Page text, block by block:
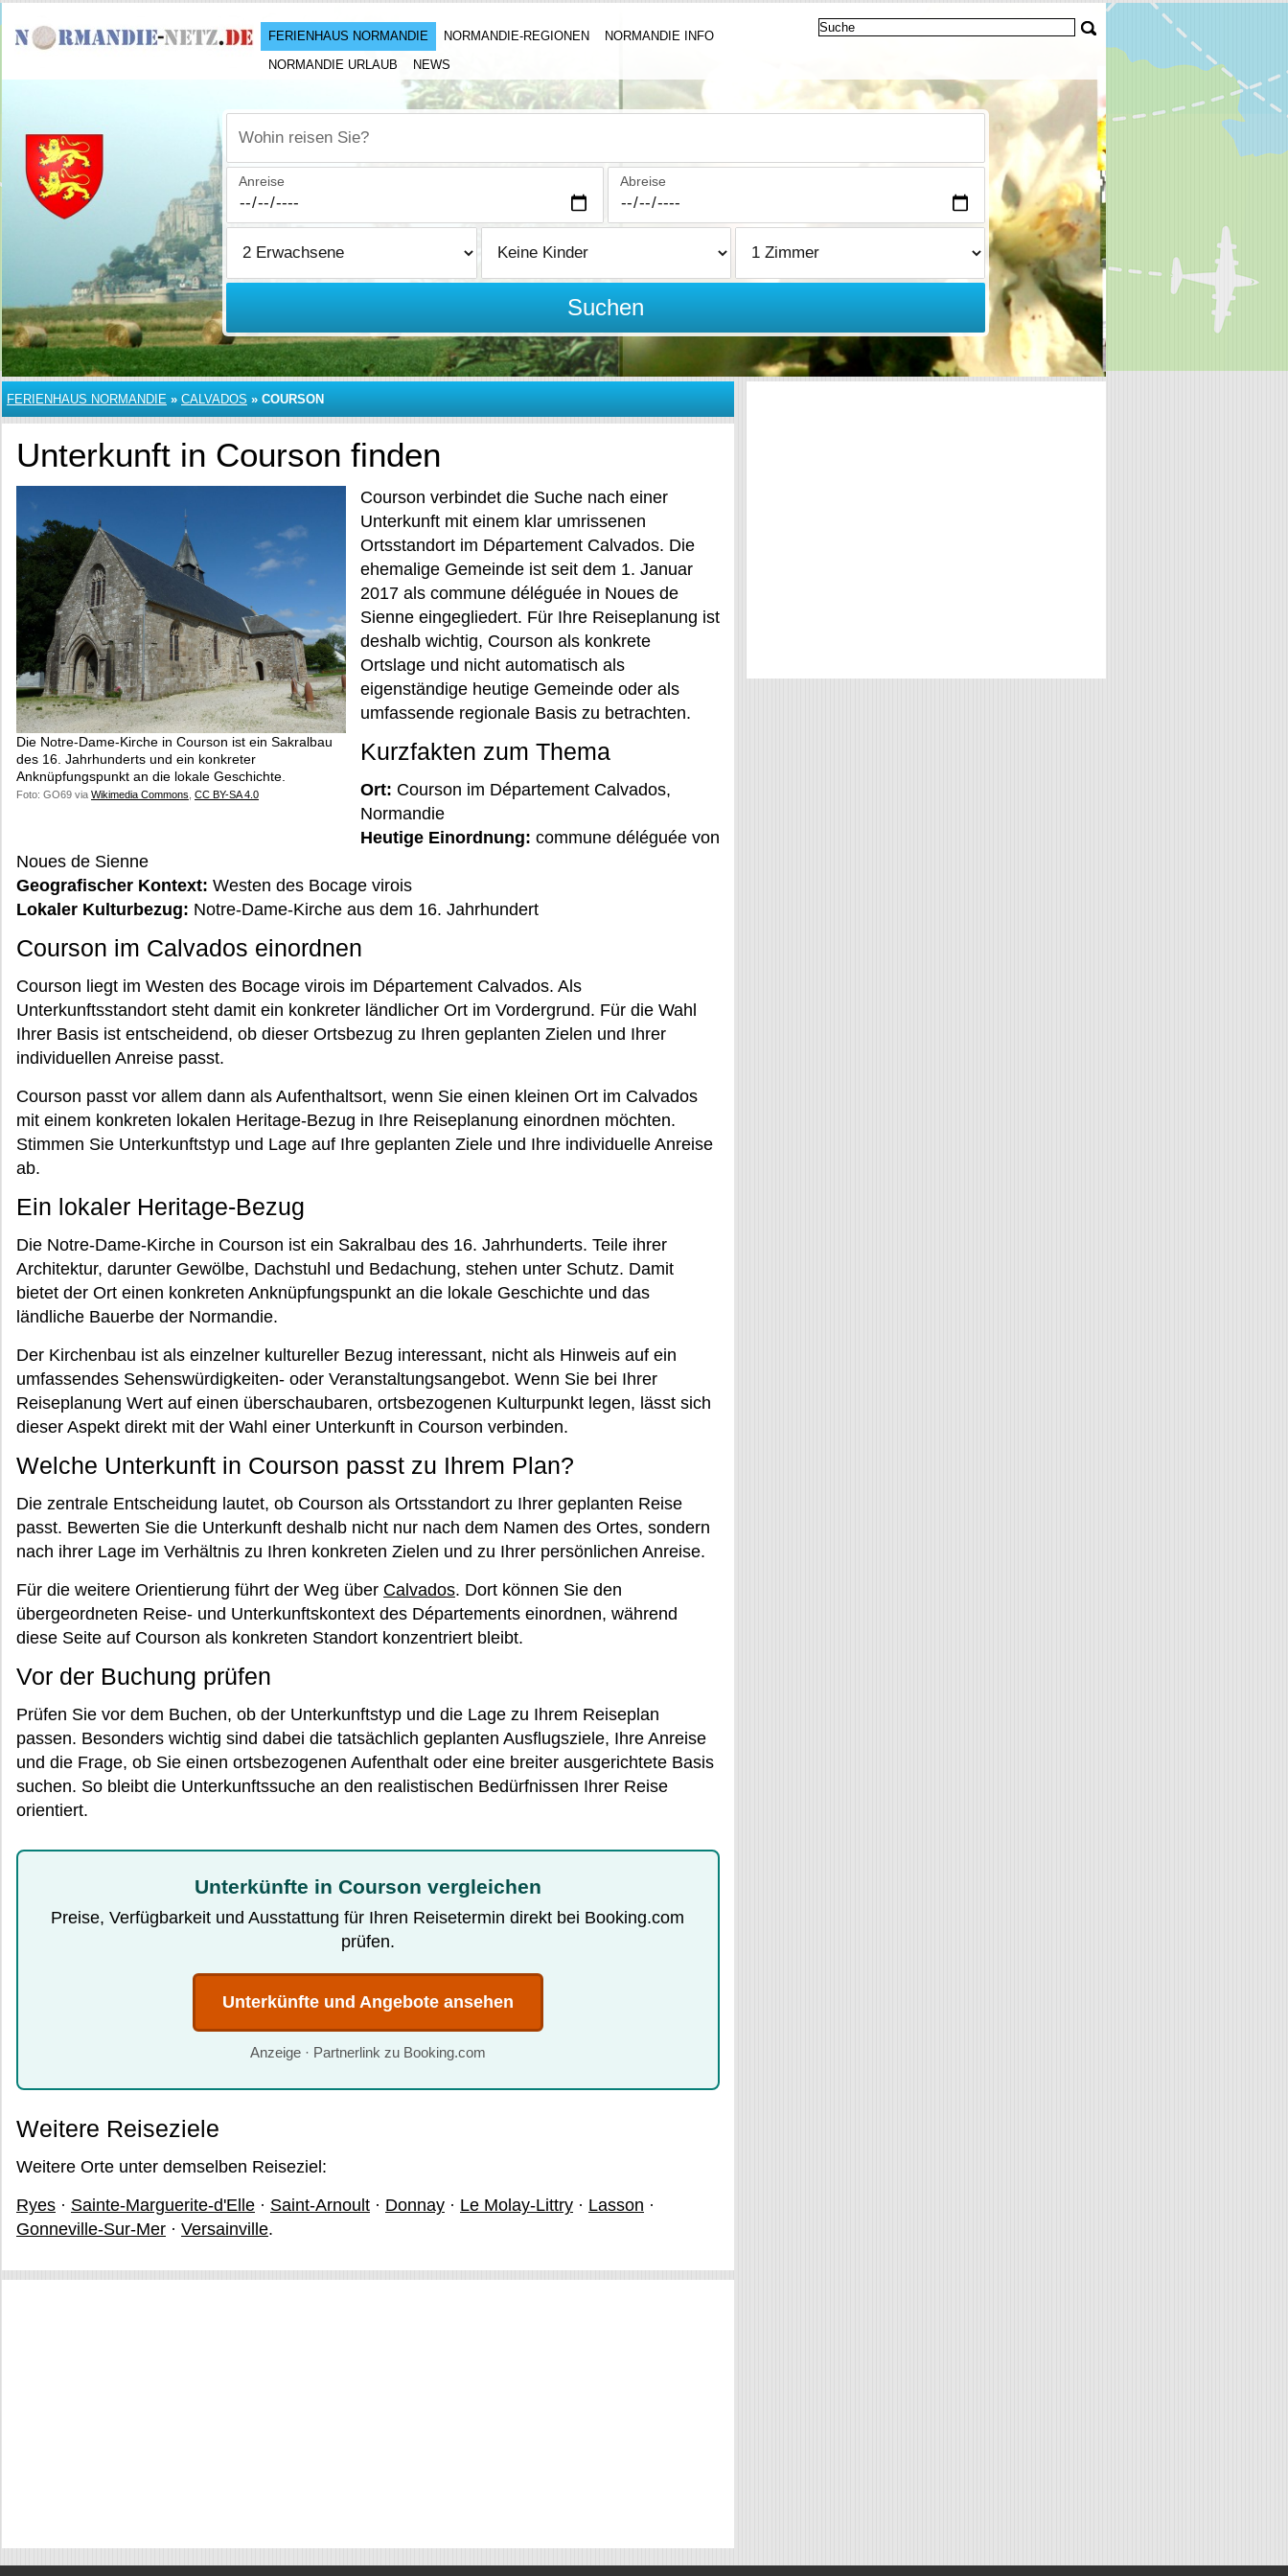
FERIENHAUS NORMANDIE NORMANDIE-REGIONEN
NORMANDIE INFO
NORMANDIE URLAUB
NEWS
Wohin reisen Sie?
Anreise Abreise
Suchen
FERIENHAUS NORMANDIE » CALVADOS » COURSON
Unterkunft in Courson finden
Die Notre-Dame-Kirche in Courson ist ein Sakralbau
des 16. Jahrhunderts und ein konkreter
Anknüpfungspunkt an die lokale Geschichte.
Foto: GO69 via Wikimedia Commons CC BY-SA 4.0
Courson verbindet die Suche nach einer
Unterkunft mit einem klar umrissenen
Ortsstandort im Département Calvados. Die
ehemalige Gemeinde ist seit dem 1. Januar
2017 als commune déléguée in Noues de
Sienne eingegliedert. Für Ihre Reiseplanung ist
deshalb wichtig, Courson als konkrete
Ortslage und nicht automatisch als
eigenständige heutige Gemeinde oder als
umfassende regionale Basis zu betrachten.
Kurzfakten zum Thema
Ort: Courson im Département Calvados,
Normandie
Heutige Einordnung: commune déléguée von
Noues de Sienne
Geografischer Kontext: Westen des Bocage virois
Lokaler Kulturbezug: Notre-Dame-Kirche aus dem 16. Jahrhundert
Courson im Calvados einordnen
Courson liegt im Westen des Bocage virois im Département Calvados. Als
Unterkunftsstandort steht damit ein konkreter ländlicher Ort im Vordergrund. Für die Wahl
Ihrer Basis ist entscheidend, ob dieser Ortsbezug zu Ihren geplanten Zielen und Ihrer
individuellen Anreise passt.
Courson passt vor allem dann als Aufenthaltsort, wenn Sie einen kleinen Ort im Calvados
mit einem konkreten lokalen Heritage-Bezug in Ihre Reiseplanung einordnen möchten.
Stimmen Sie Unterkunftstyp und Lage auf Ihre geplanten Ziele und Ihre individuelle Anreise
ab.
Ein lokaler Heritage-Bezug
Die Notre-Dame-Kirche in Courson ist ein Sakralbau des 16. Jahrhunderts. Teile ihrer
Architektur, darunter Gewölbe, Dachstuhl und Bedachung, stehen unter Schutz. Damit
bietet der Ort einen konkreten Anknüpfungspunkt an die lokale Geschichte und das
ländliche Bauerbe der Normandie.
Der Kirchenbau ist als einzelner kultureller Bezug interessant, nicht als Hinweis auf ein
umfassendes Sehenswürdigkeiten- oder Veranstaltungsangebot. Wenn Sie bei Ihrer
Reiseplanung Wert auf einen überschaubaren, ortsbezogenen Kulturpunkt legen, lässt sich
dieser Aspekt direkt mit der Wahl einer Unterkunft in Courson verbinden.
Welche Unterkunft in Courson passt zu Ihrem Plan?
Die zentrale Entscheidung lautet, ob Courson als Ortsstandort zu Ihrer geplanten Reise
passt. Bewerten Sie die Unterkunft deshalb nicht nur nach dem Namen des Ortes, sondern
nach ihrer Lage im Verhältnis zu Ihren konkreten Zielen und zu Ihrer persönlichen Anreise.
Für die weitere Orientierung führt der Weg über Calvados. Dort können Sie den
übergeordneten Reise- und Unterkunftskontext des Départements einordnen, während
diese Seite auf Courson als konkreten Standort konzentriert bleibt.
Vor der Buchung prüfen
Prüfen Sie vor dem Buchen, ob der Unterkunftstyp und die Lage zu Ihrem Reiseplan
passen. Besonders wichtig sind dabei die tatsächlich geplanten Ausflugsziele, Ihre Anreise
und die Frage, ob Sie einen ortsbezogenen Aufenthalt oder eine breiter ausgerichtete Basis
suchen. So bleibt die Unterkunftssuche an den realistischen Bedürfnissen Ihrer Reise
orientiert.
Unterkünfte in Courson vergleichen
Preise, Verfügbarkeit und Ausstattung für Ihren Reisetermin direkt bei Booking.com
prüfen.
Unterkünfte und Angebote ansehen
Anzeige · Partnerlink zu Booking.com
Weitere Reiseziele
Weitere Orte unter demselben Reiseziel:
Ryes · Sainte-Marguerite-d'Elle · Saint-Arnoult · Donnay · Le Molay-Littry · Lasson ·
Gonneville-Sur-Mer · Versainville.